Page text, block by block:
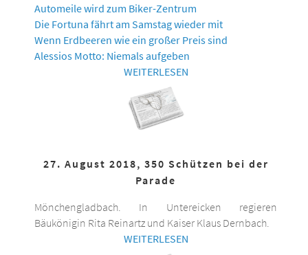
Automeile wird zum Biker-Zentrum
Die Fortuna fährt am Samstag wieder mit
Wenn Erdbeeren wie ein großer Preis sind
Alessios Motto: Niemals aufgeben
WEITERLESEN
27. August 2018, 350 Schützen bei der
Parade
Mönchengladbach. In Untereicken regieren
Bäukönigin Rita Reinartz und Kaiser Klaus Dernbach.
WEITERLESEN